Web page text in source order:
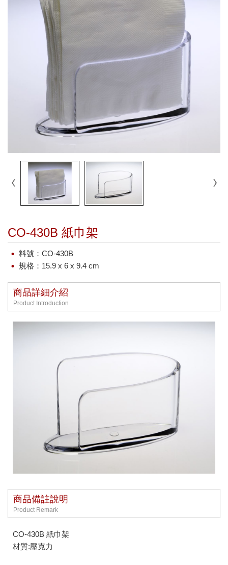
CO-430B 紙巾架
料號：CO-430B
規格：15.9 x 6 x 9.4 cm
商品詳細介紹
Product Introduction
商品備註說明
Product Remark
CO-430B 紙巾架
材質:壓克力